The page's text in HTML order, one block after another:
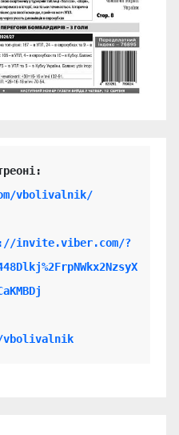
vbolivalnik/
invite.viber.com/?